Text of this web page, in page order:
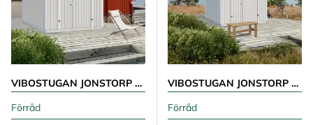
VIBOSTUGAN JONSTORP 7,5 M²
Förråd
VIBOSTUGAN JONSTORP 10 M²
Förråd